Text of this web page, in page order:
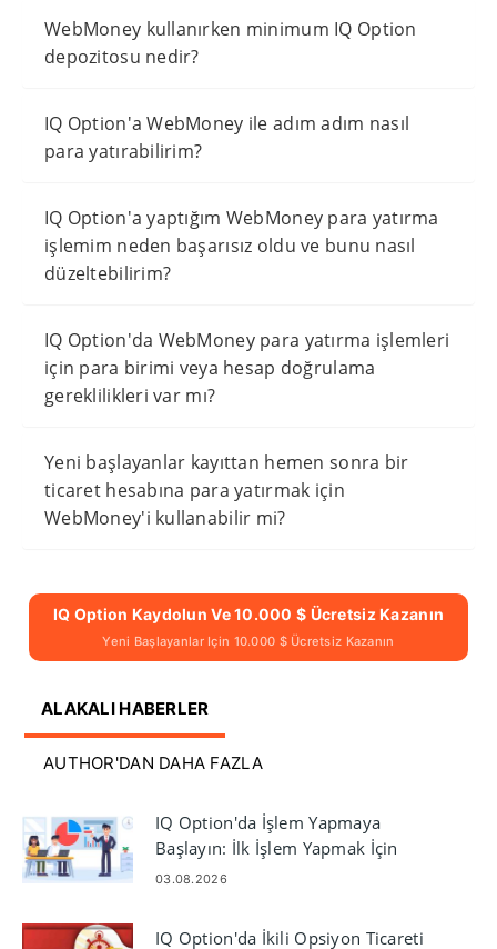
WebMoney kullanırken minimum IQ Option
depozitosu nedir?
IQ Option'a WebMoney ile adım adım nasıl
para yatırabilirim?
IQ Option'a yaptığım WebMoney para yatırma
işlemim neden başarısız oldu ve bunu nasıl
düzeltebilirim?
IQ Option'da WebMoney para yatırma işlemleri
için para birimi veya hesap doğrulama
gereklilikleri var mı?
Yeni başlayanlar kayıttan hemen sonra bir
ticaret hesabına para yatırmak için
WebMoney'i kullanabilir mi?
IQ Option Kaydolun Ve 10.000 $ Ücretsiz Kazanın
Yeni Başlayanlar Için 10.000 $ Ücretsiz Kazanın
ALAKALI HABERLER
AUTHOR'DAN DAHA FAZLA
IQ Option'da İşlem Yapmaya
Başlayın: İlk İşlem Yapmak İçin
Başlangıç ​​Adımları
03.08.2026
IQ Option'da İkili Opsiyon Ticareti